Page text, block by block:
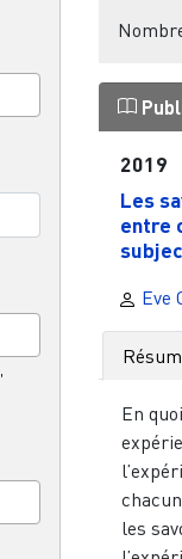
2019
Les
entre
Eve
En
les